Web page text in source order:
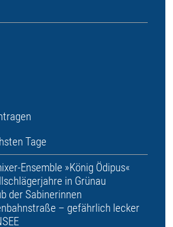
Tage
Ensemble »König Ödipus«
in Grünau
der Sabinerinnen
– gefährlich lecker